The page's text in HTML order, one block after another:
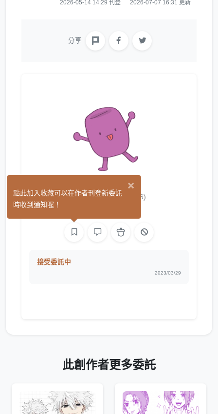
2026-05-14 14:29 刊登 2026-07-07 16:31 更新
分享
啵桃芋圓圓 (6)
接受委託中
2023/03/29
此創作者更多委託
×
點此加入收藏可以在作者刊登新委託
時收到通知喔！